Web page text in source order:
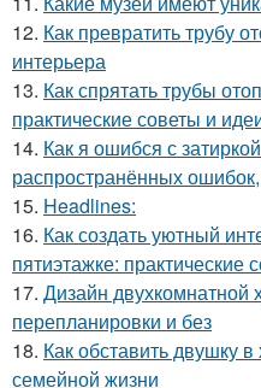
12. Как превратить трубу
интерьера
13. Как спрятать трубы
практические советы и
14. Как я ошибся с
распространённых ошибок,
15. Headlines:
16. Как создать уютный
пятиэтажке: практические
17. Дизайн двухкомнатной
перепланировки и без
18. Как обставить двушку
семейной жизни